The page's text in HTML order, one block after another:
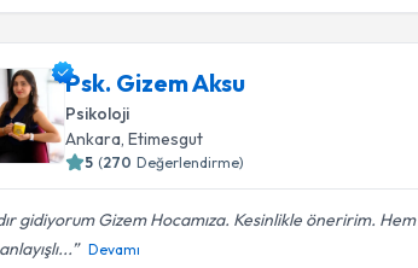
Psk. Gizem Aksu
Psikoloji
Ankara, Etimesgut
5 (270 Değerlendirme)
gidiyorum Gizem Hocamıza. Kesinlikle öneririm. Hem
Devamı